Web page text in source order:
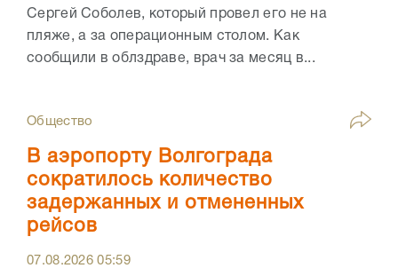
Сергей Соболев, который провел его не на
пляже, а за операционным столом. Как
сообщили в облздраве, врач за месяц в...
Общество
В аэропорту Волгограда
сократилось количество
задержанных и отмененных
рейсов
07.08.202605:59